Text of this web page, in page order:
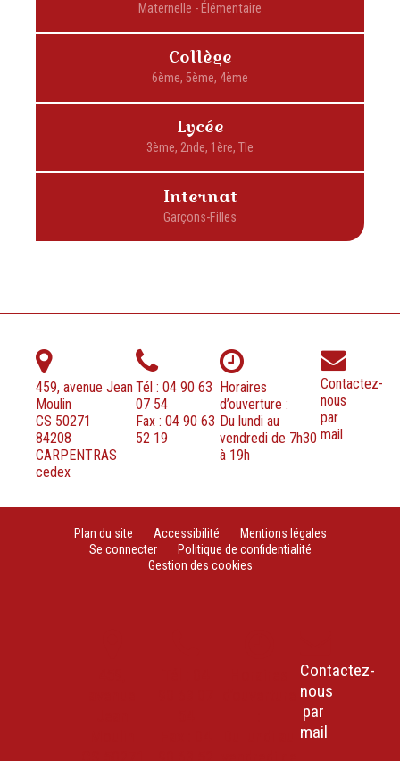
Collège
Lycée
Internat
459, avenue Jean
Moulin
CS 50271
84208
CARPENTRAS
cedex
Tél : 04 90 63
07 54
Fax : 04 90 63
52 19
Horaires
d’ouverture :
Du lundi au
vendredi de 7h30
à 19h
Contactez-
nous
par
mail
Plan du site Accessibilité
Mentions légales
Se connecter
Politique de confidentialité
Gestion des cookies
Contactez-
nous
par
mail